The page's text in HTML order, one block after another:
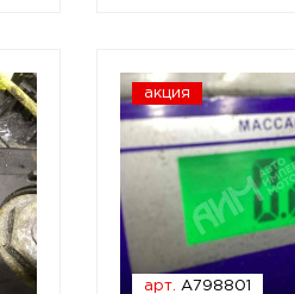
акция
арт. A798801